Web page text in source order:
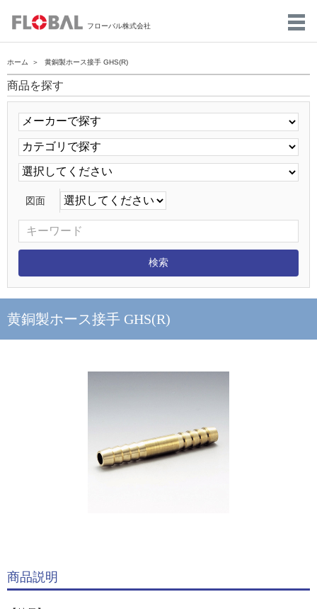
フローバル株式会社
ホーム 黄銅製ホース接手 GHS(R)
商品を探す
図面
黄銅製ホース接手 GHS(R)
商品説明